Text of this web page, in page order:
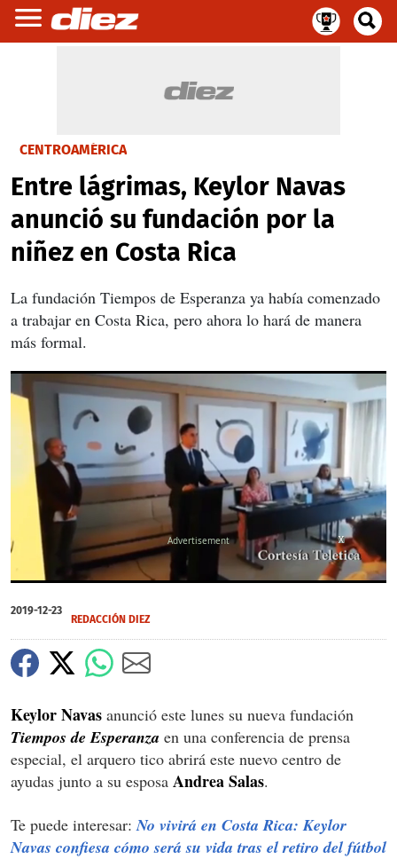
CENTROAMÉRICA
Entre lágrimas, Keylor Navas
anunció su fundación por la
niñez en Costa Rica
La fundación Tiempos de Esperanza ya había comenzado
a trabajar en Costa Rica, pero ahora lo hará de manera
más formal.
of
47
X
X
2019-12-23
REDACCIÓN DIEZ
Keylor Navas anunció este lunes su nueva fundación
Tiempos de Esperanza en una conferencia de prensa
especial, el arquero tico abrirá este nuevo centro de
ayudas junto a su esposa Andrea Salas.
Te puede interesar: No vivirá en Costa Rica: Keylor
Navas confiesa cómo será su vida tras el retiro del fútbol